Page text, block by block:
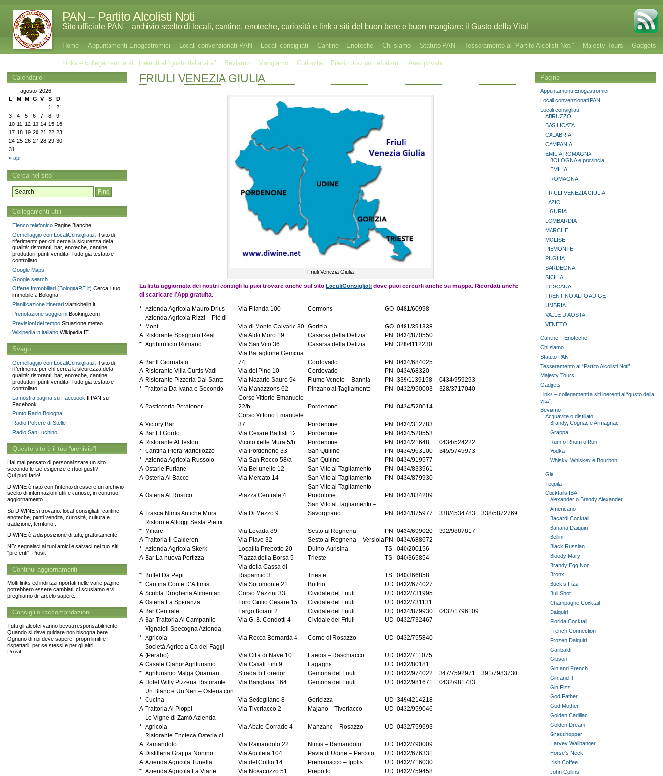
PAN – Partito Alcolisti Noti
Sito ufficiale PAN – archivio scelto di locali, cantine, enoteche, curiosità e link a siti del buon bere e buon mangiare: il Gusto della Vita!
Home Appuntamenti Enogastromici Locali convenzionati PAN Locali consigliati Cantine – Enoteche Chi siamo Statuto PAN Tesseramento al “Partito Alcolisti Noti” Majesty Tours Gadgets
Links – collegamenti a siti inerenti al “gusto della vita” Beviamo Mangiamo Curiosità Frasi, citazioni, aforismi Area privata
FRIULI VENEZIA GIULIA
Friuli Venezia Giulia
La lista aggiornata dei nostri consigli la puoi trovare anche sul sito LocaliConsigliati dove puoi cercarli anche su mappa. Ricordati anche
di scaricare l’App gratuita.
* Azienda Agricola Mauro Drius Via Filanda 100 Cormons GO 0481/60998
*
Azienda Agricola Rizzi – Piè di
Mont
Via di Monte Calvario 30 Gorizia GO 0481/391338
A Ristorante Spagnolo Real Via Aldo Moro 19 Casarsa della Delizia PN
0434/870550
* Agribirrificio Romano Via San Vito 36 Casarsa della Delizia PN 328/4112230
A Bar Il Giornalaio
Via Battaglione Gemona
74
Cordovado PN
0434/684025
A Ristorante Villa Curtis Vadi Via del Pino 10 Cordovado PN
0434/68320
A Ristorante Pizzeria Dal Santo Via Nazario Sauro 94 Fiume Veneto – Bannia PN 339/1139158
0434/959293
* Trattoria Da Ivana e Secondo Via Manazzons 62 Pinzano al Tagliamento PN 0432/950003 328/3717040
A Pasticceria Peratoner
Corso Vittorio Emanuele
22/b
Pordenone PN 0434/520014
A Victory Bar
Corso Vittorio Emanuele
37
Pordenone PN
0434/312783
A Bar El Gordo Via Cesare Battisti 12 Pordenone PN
0434/520553
A Ristorante Al Teston Vicolo delle Mura 5/b Pordenone PN 0434/21648
0434/524222
* Cantina Piera Martellozzo Via Pordenone 33 San Quirino PN 0434/963100
345/5749973
* Azienda Agricola Russolo Via San Rocco 58/a San Quirino PN
0434/919577
A Ostarie Furlane Via Bellunello 12 San Vito al Tagliamento PN
0434/833961
A Osteria Al Bacco Via Mercato 14 San Vito al Tagliamento PN 0434/879930
A Osteria Al Rustico Piazza Centrale 4
San Vito al Tagliamento –
Prodolone
PN 0434/834209
A Frasca Nimis Antiche Mura Via Di Mezzo 9
San Vito al Tagliamento –
Savorgnano
PN 0434/875977 338/4534783 338/5872769
*
Ristoro e Alloggi Sesta Pietra
Miliare
Via Levada 89 Sesto al Reghena PN 0434/699020
392/9887817
A Trattoria Il Calderon Via Piave 32 Sesto al Reghena – Versiola PN
0434/688672
* Azienda Agricola Skerk Località Prepotto 20 Duino-Aurisina TS
040/200156
A Bar La nuova Portizza Piazza della Borsa 5 Trieste TS 040/365854
* Buffet Da Pepi
Via della Cassa di
Risparmio 3
Trieste TS
040/366858
* Cantina Conte D’Attimis Via Sottomonte 21 Buttrio UD 0432/674027
A Scubla Drogheria Alimentari Corso Mazzini 33 Cividale del Friuli UD 0432/731995
A Osteria La Speranza Foro Giulio Cesare 15 Cividale del Friuli UD 0432/731131
A Bar Centrale Largo Boiani 2 Cividale del Friuli UD 0434/879930
0432/1796109
A Bar Trattoria Al Campanile Via G. B. Condotti 4 Cividale del Friuli UD 0432/732467
*
Vignaioli Specogna Azienda
Agricola
Via Rocca Bernarda 4 Corno di Rosazzo UD 0432/755840
A
Società Agricola Cà dei Faggi
(Perabò)
Via Città di Nave 10 Faedis – Raschiacco UD 0432/711075
A Casale Cjanor Agriturismo Via Casali Lini 9 Fagagna UD 0432/80181
* Agriturismo Malga Quarnan Strada di Foredor Gemona del Friuli UD 0432/974022 347/7592971
391/7983730
A Hotel Willy Pizzeria Ristorante Via Bariglaria 164 Gemona del Friuli UD 0432/981671 0432/981733
*
Un Blanc e Un Neri – Osteria con
Cucina
Via Sedegliano 8 Goricizza UD 349/4214218
A Trattoria Ai Pioppi Via Tiveriacco 2 Majano – Tiveriacco UD 0432/959046
*
Le Vigne di Zamò Azienda
Agricola
Via Abate Corrado 4 Manzano – Rosazzo UD 0432/759693
A
Ristorante Enoteca Osteria di
Ramandolo
Via Ramandolo 22 Nimis – Ramandolo UD 0432/790009
A Distilleria Grappa Nonino Via Aquileia 104 Pavia di Udine – Percoto UD 0432/676331
A Azienda Agricola Tunella Via del Collio 14 Premariacco – Ipplis UD 0432/716030
* Azienda Agricola La Viarte Via Novacuzzo 51 Prepotto UD 0432/759458
Pagine
Appuntamenti Enogastromici
Locali convenzionati PAN
Locali consigliati
ABRUZZO
BASILICATA
CALABRIA
CAMPANIA
EMILIA ROMAGNA
BOLOGNA e provincia
EMILIA
ROMAGNA
FRIULI VENEZIA GIULIA
LAZIO
LIGURIA
LOMBARDIA
MARCHE
MOLISE
PIEMONTE
PUGLIA
SARDEGNA
SICILIA
TOSCANA
TRENTINO ALTO ADIGE
UMBRIA
VALLE D’AOSTA
VENETO
Cantine – Enoteche
Chi siamo
Statuto PAN
Tesseramento al “Partito Alcolisti Noti”
Majesty Tours
Gadgets
Links – collegamenti a siti inerenti al “gusto della
vita”
Beviamo
Acquavite o distillato
Brandy, Cognac e Armagnac
Grappa
Rum o Rhum o Ron
Vodka
Whisky, Whiskey e Bourbon
Gin
Tequila
Cocktails IBA
Alexander o Brandy Alexander
Americano
Bacardi Cocktail
Banana Daiquiri
Bellini
Black Russian
Bloody Mary
Brandy Egg Nog
Bronx
Buck’s Fizz
Bull Shot
Champagne Cocktail
Daiquiri
Florida Cocktail
French Connection
Frozen Daiquiri
Garibaldi
Gibson
Gin and French
Gin and It
Gin Fizz
God Father
God Mother
Golden Cadillac
Golden Dream
Grasshopper
Harvey Wallbanger
Horse’s Neck
Irish Coffee
John Collins
Calendario
agosto: 2026
L
M M G V S D
« apr
1
2
3
4 5 6 7 8
9
10 11 12 13 14 15 16
17 18 19 20 21 22 23
24 25 26 27 28 29 30
31
Cerca nel sito
Collegamenti utili
Elenco telefonico Pagine Bianche
Gemellaggio con LocaliConsigliati.it Il sito di
riferimento per chi cerca la sicurezza della
qualità: ristoranti, bar, enoteche, cantine,
produttori, punti vendita. Tutto già testato e
controllato.
Google Maps
Google search
Offerte Immobiliari (BolognaRE.it) Cerca il tuo
immobile a Bologna
Pianificazione itinerari viamichelin.it
Prenotazione soggiorni Booking.com
Previsioni del tempo Situazione meteo
Wikipedia in italiano Wikipedia IT
Svago
Gemellaggio con LocaliConsigliati.it Il sito di
riferimento per chi cerca la sicurezza della
qualità: ristoranti, bar, enoteche, cantine,
produttori, punti vendita. Tutto già testato e
controllato.
La nostra pagina su Facebook Il PAN su
Facebook
Punto Radio Bologna
Radio Polvere di Stelle
Radio San Luchino
Questo sito è il tuo “archivio”!
Hai mai pensato di personalizzare un sito
secondo le tue esigenze e i tuoi gusti?
Qui puoi farlo!
DIWINE è nato con l'intento di essere un archivio
scelto di informazioni utili e curiose, in continuo
aggiornamento.
Su DIWINE si trovano: locali consigliati, cantine,
enoteche, punti vendita, curiosità, cultura e
tradizione, territorio...
DIWINE è a disposizione di tutti, gratuitamente.
NB: segnalaci ai tuoi amici e salvaci nei tuoi siti
"preferiti". Prosit
Continui aggiornamenti
Molti links ed indirizzi riportati nelle varie pagine
potrebbero essere cambiati; ci scusiamo e vi
preghiamo di farcelo sapere.
Consigli e raccomandazioni
Tutti gli alcolici vanno bevuti responsabilmente.
Quando si deve guidare non bisogna bere.
Ognuno di noi deve sapere i propri limiti e
rispettarli, per se stessi e per gli altri.
Prosit!